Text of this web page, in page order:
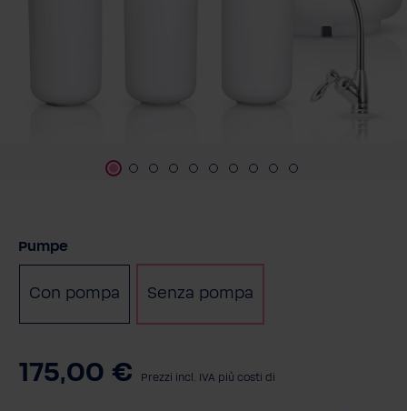
Seleziona
Pumpe
Con pompa Senza pompa
175,00 € Prezzi incl. IVA più costi di